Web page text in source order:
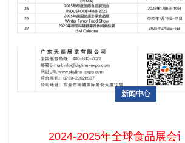
新闻中心
2024-2025年全球食品展会